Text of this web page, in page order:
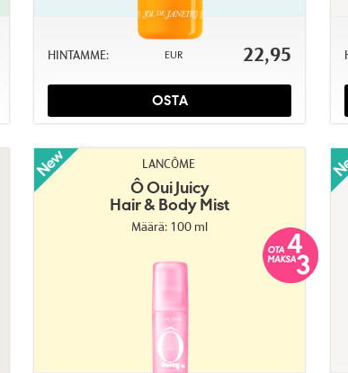
HINTAMME: EUR 22,95
OSTA
LANCÔME
Ô Oui Juicy
Hair & Body Mist
Määrä: 100 ml